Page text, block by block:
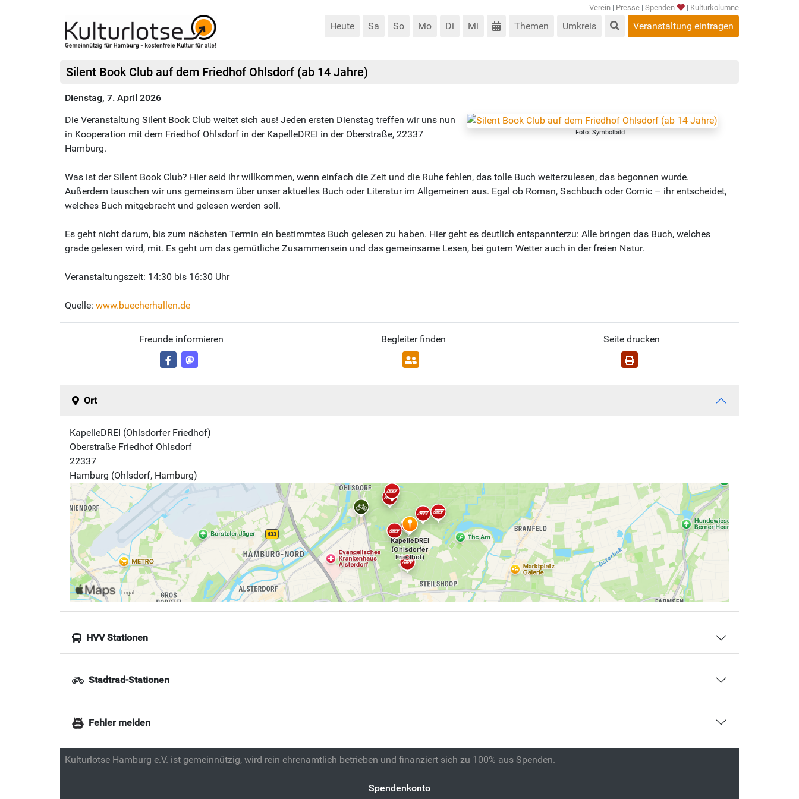
Verein | Presse | Spenden | Kulturkolumne
Heute Sa So Mo Di Mi Themen Umkreis Veranstaltung eintragen
Silent Book Club auf dem Friedhof Ohlsdorf (ab 14 Jahre)
Dienstag, 7. April 2026
Foto: Symbolbild
Die Veranstaltung Silent Book Club weitet sich aus! Jeden ersten Dienstag treffen wir uns nun
in Kooperation mit dem Friedhof Ohlsdorf in der KapelleDREI in der Oberstraße, 22337
Hamburg.
Was ist der Silent Book Club? Hier seid ihr willkommen, wenn einfach die Zeit und die Ruhe fehlen, das tolle Buch weiterzulesen, das begonnen wurde.
Außerdem tauschen wir uns gemeinsam über unser aktuelles Buch oder Literatur im Allgemeinen aus. Egal ob Roman, Sachbuch oder Comic – ihr entscheidet,
welches Buch mitgebracht und gelesen werden soll.
Es geht nicht darum, bis zum nächsten Termin ein bestimmtes Buch gelesen zu haben. Hier geht es deutlich entspannterzu: Alle bringen das Buch, welches
grade gelesen wird, mit. Es geht um das gemütliche Zusammensein und das gemeinsame Lesen, bei gutem Wetter auch in der freien Natur.
Veranstaltungszeit: 14:30 bis 16:30 Uhr
Quelle: www.buecherhallen.de
Freunde informieren Begleiter finden Seite drucken
Ort
KapelleDREI (Ohlsdorfer Friedhof)
Oberstraße Friedhof Ohlsdorf
22337
Hamburg (Ohlsdorf, Hamburg)
HVV Stationen
Stadtrad-Stationen
Fehler melden
Kulturlotse Hamburg e.V. ist gemeinnützig, wird rein ehrenamtlich betrieben und finanziert sich zu 100% aus Spenden.
Spendenkonto